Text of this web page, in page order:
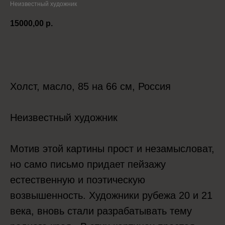
Неизвестный художник
15000,00 р.
Холст, масло, 85 на 66 см, Россия
Неизвестный художник
Мотив этой картины прост и незамысловат,
но само письмо придает пейзажу
естественную и поэтическую
возвышенность. Художники рубежа 20 и 21
века, вновь стали разрабатывать тему